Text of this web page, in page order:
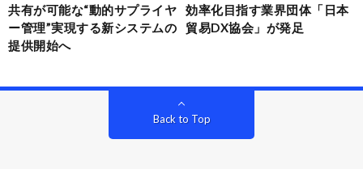
共有が可能な“動的サプライヤ
ー管理”実現する新システムの
提供開始へ
効率化目指す業界団体「日本
貿易DX協会」が発足
Back to Top